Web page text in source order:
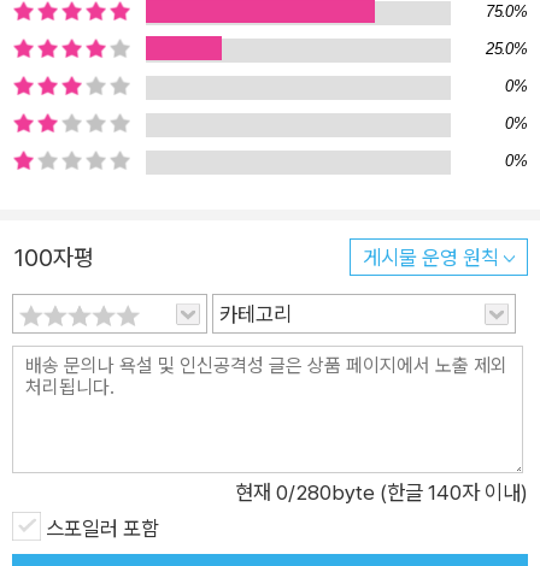
75.0%
25.0%
0%
0%
0%
100자평 게시물 운영 원칙
카테고리
현재 0/280byte (한글 140자 이내)
스포일러 포함